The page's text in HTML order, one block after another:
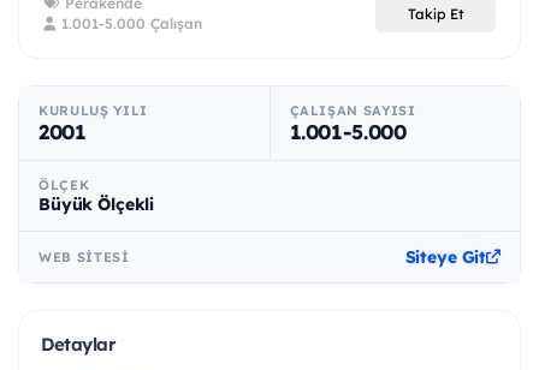
1.001-5.000 Çalışan
Takip Et
KURULUŞ YILI
2001
ÇALIŞAN SAYISI
1.001-5.000
ÖLÇEK
Büyük Ölçekli
WEB SITESI Siteye Git
Detaylar